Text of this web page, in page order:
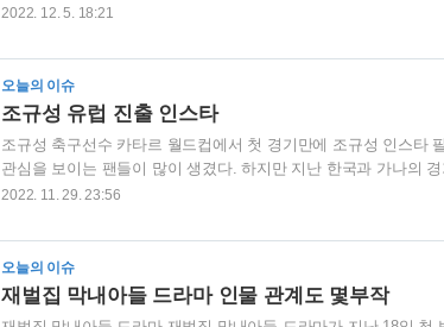
롯 오디션 '미스터 트롯2' 방송일정이 공개되었다. 미스터트롯2 첫
자들은 무대 위해 한쪽 팔을 위로 치켜든 채 붉은색 단체복을 맞
가자들의 티저가 공개되며, 전국 방방곡곡에서 1050명의 남성 트
는 후문이 있다. 미스터트롯2 참가자 ..
2022. 12. 5. 18:21
오늘의 이슈
조규성 유럽 진출 인스타
조규성 축구선수 카타르 월드컵에서 첫 경기만에 조규성 인스타
관심을 보이는 팬들이 많이 생겼다. 하지만 지난 한국과 가나의
평가를 받으며, 실력으로 그의 인기를 더욱 다졌다. 한 경기에서 2
팀 : 전북 현대 모터스 (FW 스트라이커, 10) 데뷔 : 2019년 FC 안
: 2022년 제22회 카타르 월드컵 국가대표 축구선수 조규성 인스
성 유럽 ..
2022. 11. 29. 23:56
오늘의 이슈
재벌집 막내아들 드라마 인물 관계도 몇부작